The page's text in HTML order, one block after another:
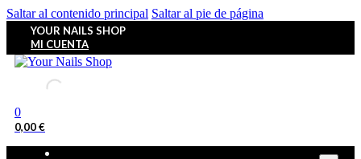
Saltar al contenido principal Saltar al pie de página
YOUR NAILS SHOP
MI CUENTA
0
0,00€